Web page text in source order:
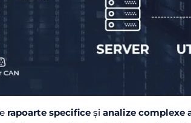
rapoarte specifice și analize complexe